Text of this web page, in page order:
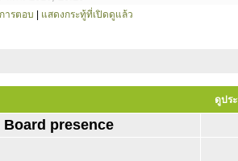
ารตอบ แสดงกระทู้ที่เปิดดูแล้ว
ดูปร
Board presence